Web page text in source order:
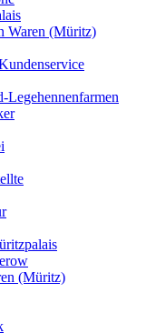
Waren (Müritz)
Legehennenfarmen
(Müritz)